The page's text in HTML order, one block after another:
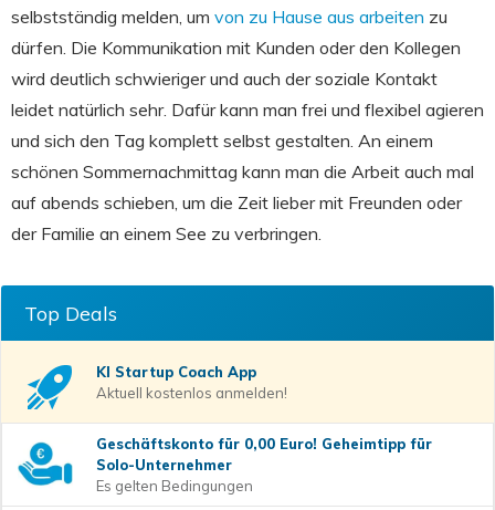
selbstständig melden, um von zu Hause aus arbeiten zu
dürfen. Die Kommunikation mit Kunden oder den Kollegen
wird deutlich schwieriger und auch der soziale Kontakt
leidet natürlich sehr. Dafür kann man frei und flexibel agieren
und sich den Tag komplett selbst gestalten. An einem
schönen Sommernachmittag kann man die Arbeit auch mal
auf abends schieben, um die Zeit lieber mit Freunden oder
der Familie an einem See zu verbringen.
Top Deals
KI Startup Coach App
Aktuell kostenlos anmelden!
Geschäftskonto für 0,00 Euro! Geheimtipp für
Solo-Unternehmer
Es gelten Bedingungen